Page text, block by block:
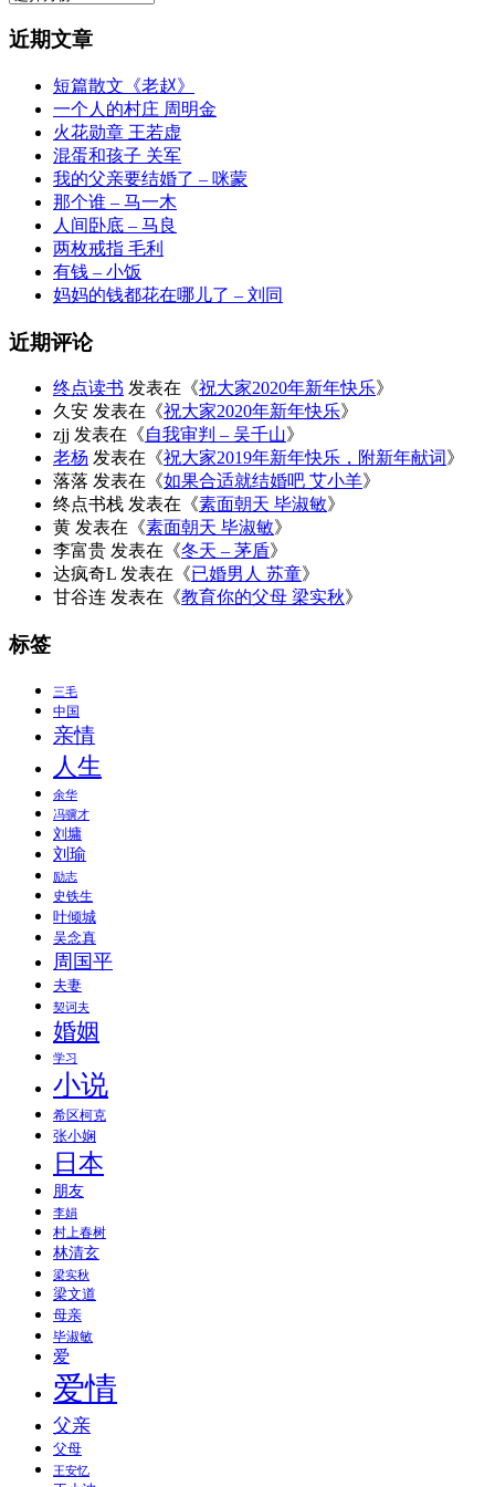
近期文章
短篇散文《老赵》
一个人的村庄 周明金
火花勋章 王若虚
混蛋和孩子 关军
我的父亲要结婚了 – 咪蒙
那个谁 – 马一木
人间卧底 – 马良
两枚戒指 毛利
有钱 – 小饭
妈妈的钱都花在哪儿了 – 刘同
近期评论
终点读书 发表在《祝大家2020年新年快乐》
久安 发表在《祝大家2020年新年快乐》
zjj 发表在《自我审判 – 吴千山》
老杨 发表在《祝大家2019年新年快乐，附新年献词》
落落 发表在《如果合适就结婚吧 艾小羊》
终点书栈 发表在《素面朝天 毕淑敏》
黄 发表在《素面朝天 毕淑敏》
李富贵 发表在《冬天 – 茅盾》
达疯奇L 发表在《已婚男人 苏童》
甘谷连 发表在《教育你的父母 梁实秋》
标签
三毛
中国
亲情
人生
余华
冯骥才
刘墉
刘瑜
励志
史铁生
叶倾城
吴念真
周国平
夫妻
契诃夫
婚姻
学习
小说
希区柯克
张小娴
日本
朋友
李娟
村上春树
林清玄
梁实秋
梁文道
母亲
毕淑敏
爱
爱情
父亲
父母
王安忆